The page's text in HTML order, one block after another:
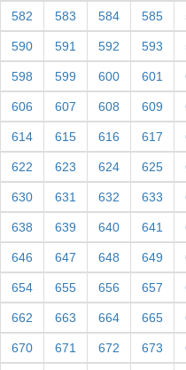
582 583 584 585
590 591 592 593
598 599 600 601
606 607 608 609
614 615 616 617
622 623 624 625
630 631 632 633
638 639 640 641
646 647 648 649
654 655 656 657
662 663 664 665
670 671 672 673